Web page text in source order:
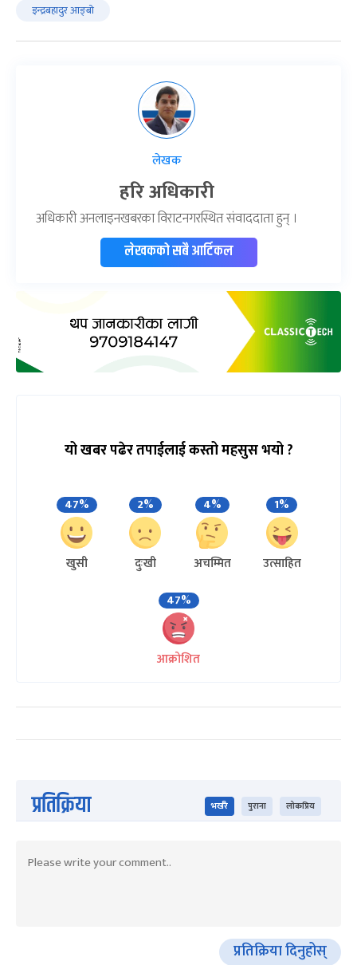
इन्द्रबहादुर आङ्बो
लेखक
हरि अधिकारी
अधिकारी अनलाइनखबरका विराटनगरस्थित संवाददाता हुन् ।
लेखकको सबै आर्टिकल
यो खबर पढेर तपाईलाई कस्तो महसुस भयो ?
47%
खुसी
2%
दुःखी
4%
अचम्मित
1%
उत्साहित
47%
आक्रोशित
प्रतिक्रिया भर्खरै पुराना लोकप्रिय
प्रतिक्रिया दिनुहोस्